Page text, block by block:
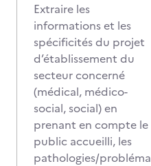
Extraire les
informations et les
spécificités du projet
d’établissement du
secteur concerné
(médical, médico-
social, social) en
prenant en compte le
public accueilli, les
pathologies/probléma